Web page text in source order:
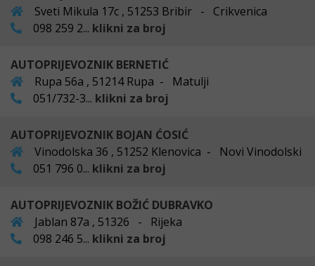
Sveti Mikula 17c , 51253 Bribir - Crikvenica
098 259 2... klikni za broj
AUTOPRIJEVOZNIK BERNETIĆ
Rupa 56a , 51214 Rupa - Matulji
051/732-3... klikni za broj
AUTOPRIJEVOZNIK BOJAN ĆOSIĆ
Vinodolska 36 , 51252 Klenovica - Novi Vinodolski
051 796 0... klikni za broj
AUTOPRIJEVOZNIK BOŽIĆ DUBRAVKO
Jablan 87a , 51326 - Rijeka
098 246 5... klikni za broj